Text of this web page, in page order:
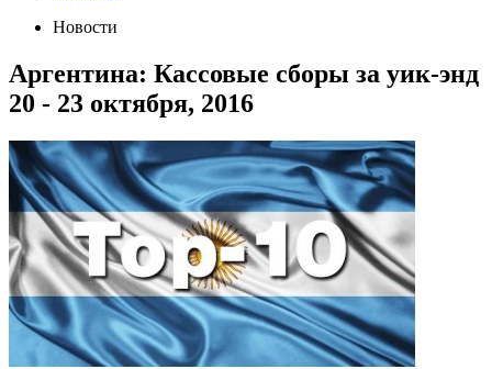
Новости
Аргентина: Кассовые сборы за уик-энд
20 - 23 октября, 2016